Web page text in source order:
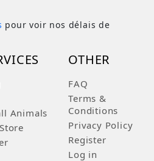
pour voir nos délais de
Animals
OTHER
FAQ
Terms &
Conditions
Privacy Policy
Register
Log in